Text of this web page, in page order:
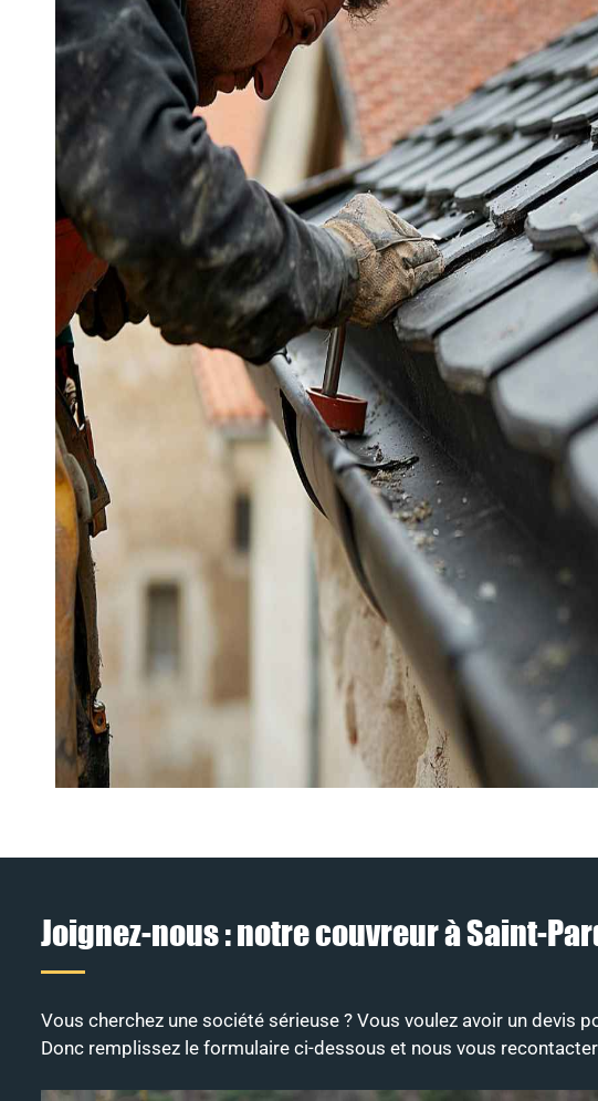
Joignez-nous : notre couvreur à Saint-
Vous cherchez une société sérieuse ? Vous voulez avoir un devis
Donc remplissez le formulaire ci-dessous et nous vous